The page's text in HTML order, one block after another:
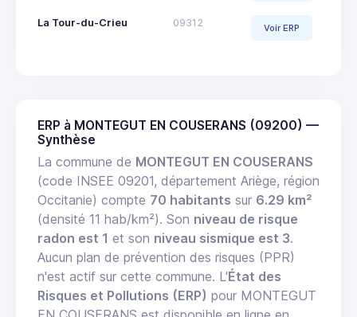
La Tour-du-Crieu 09312 Voir ERP
ERP à MONTEGUT EN COUSERANS (09200) —
Synthèse
La commune de MONTEGUT EN COUSERANS
(code INSEE 09201, département Ariège, région
Occitanie) compte 70 habitants sur 6.29 km²
(densité 11 hab/km²). Son niveau de risque
radon est 1 et son niveau sismique est 3.
Aucun plan de prévention des risques (PPR)
n'est actif sur cette commune. L'État des
Risques et Pollutions (ERP) pour MONTEGUT